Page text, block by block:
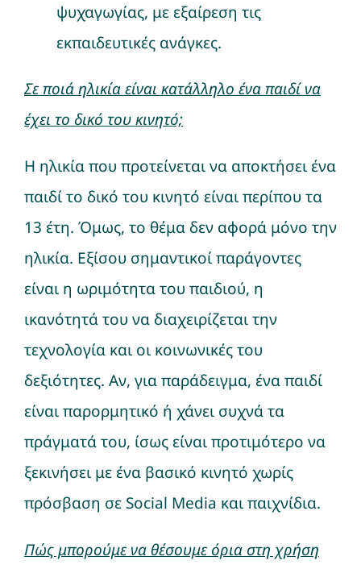
ψυχαγωγίας, με εξαίρεση τις
εκπαιδευτικές ανάγκες.
Σε ποιά ηλικία είναι κατάλληλο ένα παιδί να
έχει το δικό του κινητό;
H ηλικία που προτείνεται να αποκτήσει ένα
παιδί το δικό του κινητό είναι περίπου τα
13 έτη. Όμως, το θέμα δεν αφορά μόνο την
ηλικία. Εξίσου σημαντικοί παράγοντες
είναι η ωριμότητα του παιδιού, η
ικανότητά του να διαχειρίζεται την
τεχνολογία και οι κοινωνικές του
δεξιότητες. Αν, για παράδειγμα, ένα παιδί
είναι παρορμητικό ή χάνει συχνά τα
πράγματά του, ίσως είναι προτιμότερο να
ξεκινήσει με ένα βασικό κινητό χωρίς
πρόσβαση σε Social Media και παιχνίδια.
Πώς μπορούμε να θέσουμε όρια στη χρήση